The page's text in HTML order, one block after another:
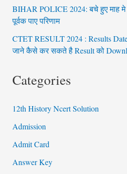
BIHAR POLICE 2024: बचे हुए माह
पूर्वक पाए परिणाम
CTET RESULT 2024 : Results
जाने कैसे कर सकते है Result को
Categories
12th History Ncert Solution
Admission
Admit Card
Answer Key